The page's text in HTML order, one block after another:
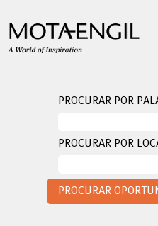
PROCURAR POR
PROCURAR POR